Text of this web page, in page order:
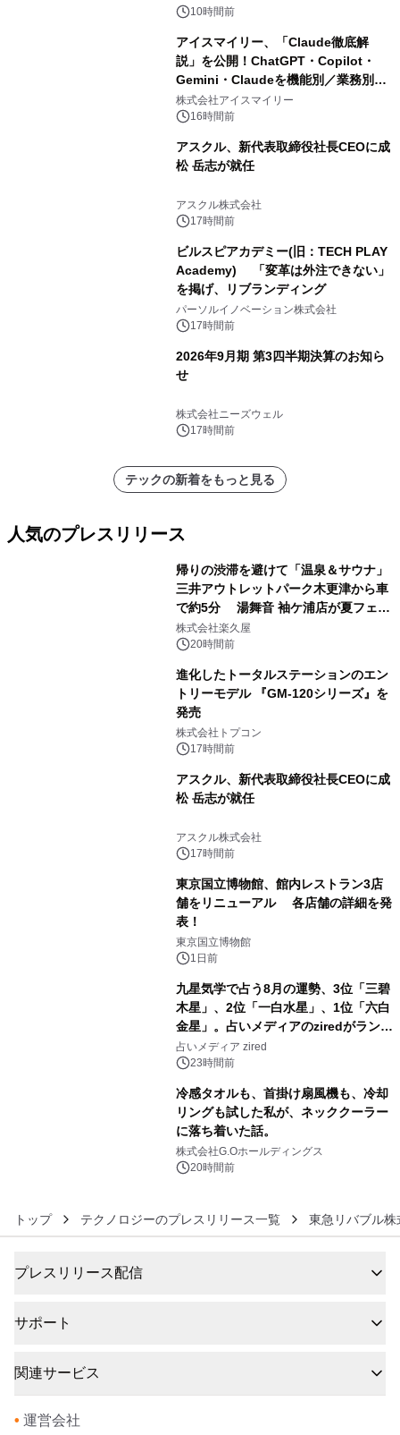
10時間前
アイスマイリー、「Claude徹底解
説」を公開！ChatGPT・Copilot・
Gemini・Claudeを機能別／業務別に
比較―自社に合う生成AIの選び方がわ
かる実践ガイド
株式会社アイスマイリー
16時間前
アスクル、新代表取締役社長CEOに成
松 岳志が就任
アスクル株式会社
17時間前
ビルスピアカデミー(旧：TECH PLAY
Academy) 「変革は外注できない」
を掲げ、リブランディング
パーソルイノベーション株式会社
17時間前
2026年9月期 第3四半期決算のお知ら
せ
株式会社ニーズウェル
17時間前
テックの新着をもっと見る
人気のプレスリリース
帰りの渋滞を避けて「温泉＆サウナ」
三井アウトレットパーク木更津から車
で約5分 湯舞音 袖ケ浦店が夏フェア
メニューを提供
株式会社楽久屋
20時間前
進化したトータルステーションのエン
トリーモデル 『GM-120シリーズ』を
発売
株式会社トプコン
17時間前
アスクル、新代表取締役社長CEOに成
松 岳志が就任
アスクル株式会社
17時間前
東京国立博物館、館内レストラン3店
舗をリニューアル 各店舗の詳細を発
表！
東京国立博物館
1日前
九星気学で占う8月の運勢、3位「三碧
木星」、2位「一白水星」、1位「六白
金星」。占いメディアのziredがランキ
ングを発表
占いメディア zired
23時間前
冷感タオルも、首掛け扇風機も、冷却
リングも試した私が、ネッククーラー
に落ち着いた話。
株式会社G.Oホールディングス
20時間前
トップ テクノロジーのプレスリリース一覧 東急リバブル株
プレスリリース配信
サポート
関連サービス
• 運営会社